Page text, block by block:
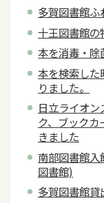
多賀図書館
十王図書館の
本を消毒・除
本を検索した
りました。
日立ライオ
ク、ブック
きました
南部図書館
図書館)
多賀図書館貸